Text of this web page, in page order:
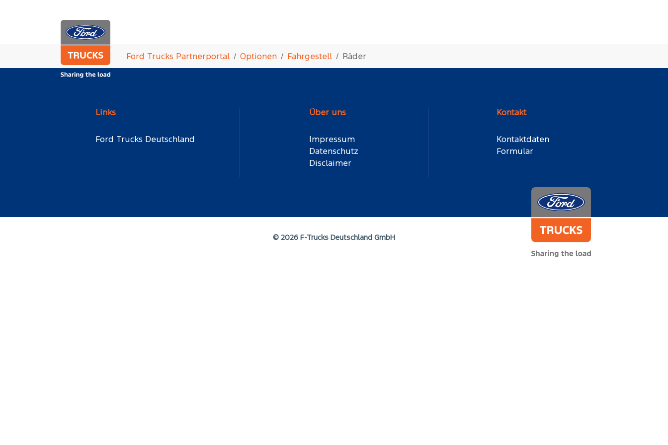
Zum Hauptinhalt springen
Sie sind hier:
Ford Trucks Partnerportal Optionen Fahrgestell Räder
Links
Ford Trucks Deutschland
Über uns
Impressum
Datenschutz
Disclaimer
Kontakt
Kontaktdaten
Formular
© 2026 F-Trucks Deutschland GmbH